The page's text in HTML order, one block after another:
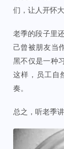
们，让人开怀大
老季的段子里
己曾被朋友当
黑不仅是一种
这样，员工自
奏。
总之，听老季